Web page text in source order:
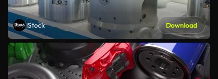
iStock Download